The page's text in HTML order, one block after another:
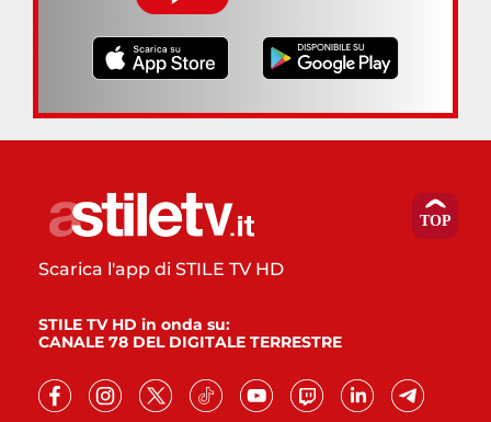
Scarica l'app di STILE TV HD
STILE TV HD in onda su:
CANALE 78 DEL DIGITALE TERRESTRE